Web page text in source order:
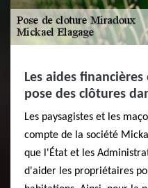
Les aides
pose des clôtures
Les paysagistes et les
compte de la société
que l'État et les
d'aider les propriétaires